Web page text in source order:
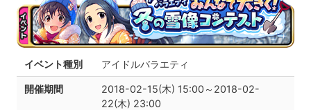
イベント種別 アイドルバラエティ
開催期間
2018-02-15(木) 15:00～2018-02-
22(木) 23:00